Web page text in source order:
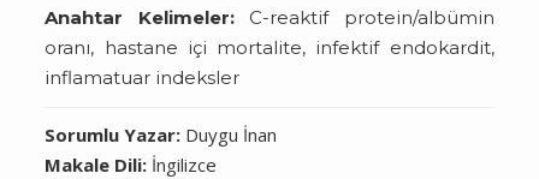
Anahtar Kelimeler:C-reaktif protein/albümin
oranı, hastane içi mortalite, infektif endokardit,
inflamatuar indeksler
Sorumlu Yazar: Duygu İnan
Makale Dili: İngilizce